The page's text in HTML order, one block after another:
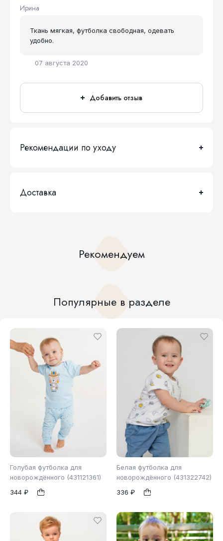
Ирина
07 августа 2020
Ткань мягкая, футболка свободная, одевать
удобно.
Добавить отзыв
Рекомендации по уходу
Доставка
Рекомендуем
Популярные в разделе
Голубая футболка для
новорождённого (431121361)
344 ₽
62 68
Белая футболка для
новорождённого (431322742)
336 ₽
86